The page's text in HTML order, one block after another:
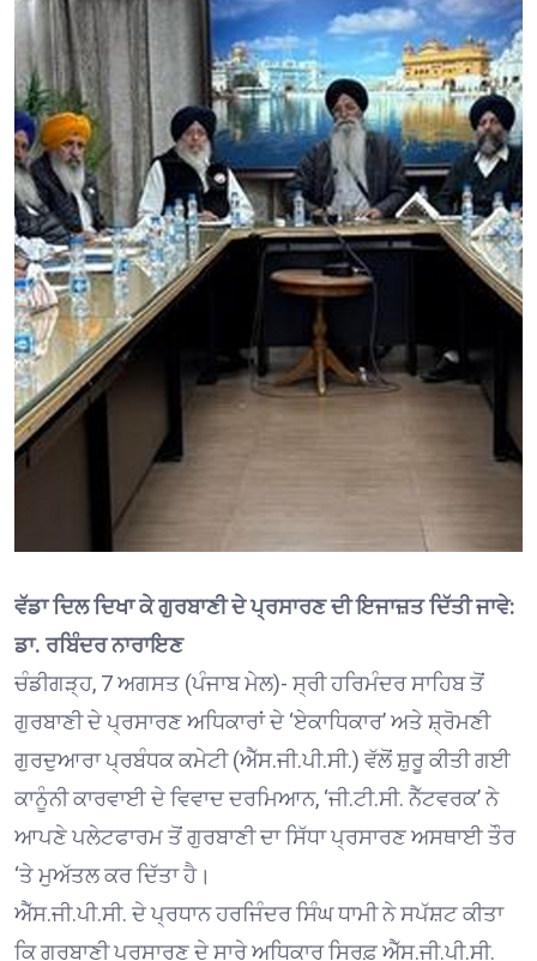
ਵੱਡਾ ਦਿਲ ਦਿਖਾ ਕੇ ਗੁਰਬਾਣੀ ਦੇ ਪ੍ਰਸਾਰਣ ਦੀ ਇਜਾਜ਼ਤ ਦਿੱਤੀ ਜਾਵੇ:
ਡਾ. ਰਬਿੰਦਰ ਨਾਰਾਇਣ
ਚੰਡੀਗੜ੍ਹ, 7 ਅਗਸਤ (ਪੰਜਾਬ ਮੇਲ)- ਸ੍ਰੀ ਹਰਿਮੰਦਰ ਸਾਹਿਬ ਤੋਂ
ਗੁਰਬਾਣੀ ਦੇ ਪ੍ਰਸਾਰਣ ਅਧਿਕਾਰਾਂ ਦੇ ‘ਏਕਾਧਿਕਾਰ’ ਅਤੇ ਸ਼੍ਰੋਮਣੀ
ਗੁਰਦੁਆਰਾ ਪ੍ਰਬੰਧਕ ਕਮੇਟੀ (ਐੱਸ.ਜੀ.ਪੀ.ਸੀ.) ਵੱਲੋਂ ਸ਼ੁਰੂ ਕੀਤੀ ਗਈ
ਕਾਨੂੰਨੀ ਕਾਰਵਾਈ ਦੇ ਵਿਵਾਦ ਦਰਮਿਆਨ, ‘ਜੀ.ਟੀ.ਸੀ. ਨੈੱਟਵਰਕ’ ਨੇ
ਆਪਣੇ ਪਲੇਟਫਾਰਮ ਤੋਂ ਗੁਰਬਾਣੀ ਦਾ ਸਿੱਧਾ ਪ੍ਰਸਾਰਣ ਅਸਥਾਈ ਤੌਰ
‘ਤੇ ਮੁਅੱਤਲ ਕਰ ਦਿੱਤਾ ਹੈ।
ਐੱਸ.ਜੀ.ਪੀ.ਸੀ. ਦੇ ਪ੍ਰਧਾਨ ਹਰਜਿੰਦਰ ਸਿੰਘ ਧਾਮੀ ਨੇ ਸਪੱਸ਼ਟ ਕੀਤਾ
ਕਿ ਗੁਰਬਾਣੀ ਪ੍ਰਸਾਰਣ ਦੇ ਸਾਰੇ ਅਧਿਕਾਰ ਸਿਰਫ਼ ਐੱਸ.ਜੀ.ਪੀ.ਸੀ.